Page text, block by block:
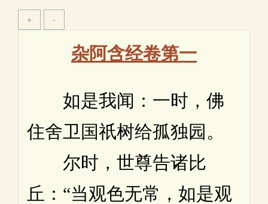
杂阿含经卷第一
如是我闻：一时，佛
住舍卫国祇树给孤独园。
尔时，世尊告诸比
丘：“当观色无常，如是观